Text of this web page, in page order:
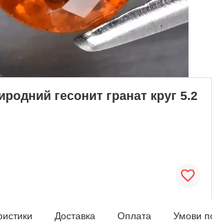
гесонит гранат круг 5.2
Доставка Оплата Умови